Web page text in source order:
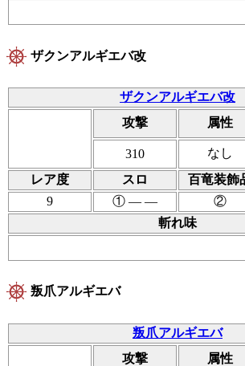
ザクンアルギエバ改
ザクンアルギエバ改
攻撃
属性
310 なし
レア度
スロ 百竜装飾
9
① ― ― ②
斬れ味
叛爪アルギエバ
叛爪アルギエバ
攻撃
属性